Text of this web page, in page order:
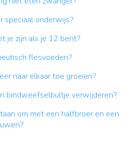
speciaal onderwijs?
je zijn als je 12 bent?
flesvoeden?
naar elkaar toe groeien?
bindweefselbultje verwijderen?
om met een halfbroer en een